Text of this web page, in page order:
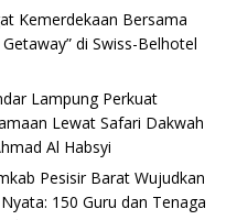
Kemerdekaan Bersama
di Swiss-Belhotel
Lampung Perkuat
Lewat Safari Dakwah
Al Habsyi
Pesisir Barat Wujudkan
150 Guru dan Tenaga